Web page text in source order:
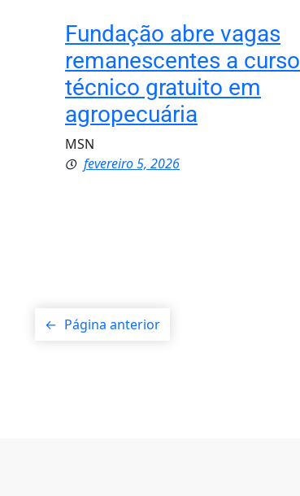
Fundação abre vagas
remanescentes a curso
técnico gratuito em
agropecuária
MSN
fevereiro 5, 2026
← Página anterior